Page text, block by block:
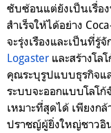
ซับซ้อนแต่ยังเป็นเรื่อง
สำเร็จให้ได้อย่าง
จะรุ่งเรืองและเป็นที่รู้
Logaster และสร้างโล
คุณระบุรูปแบบธุรกิจ
ระบบจะออกแบบโลโก้
เหมาะที่สุดได้ เพียงก
ปราชญ์ผู้ยิ่งใหญ่ชาวอิน